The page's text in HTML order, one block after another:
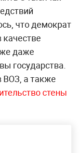
что демократ
качестве
даже
государства.
ВОЗ, а также
стены